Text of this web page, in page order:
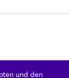
und den